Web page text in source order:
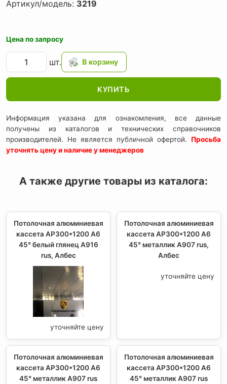
Артикул/модель: 3219
Цена по запросу
шт.
КУПИТЬ
Информация указана для ознакомления, все данные
получены из каталогов и технических справочников
производителей. Не является публичной офертой. Просьба
уточнять цену и наличие у менеджеров
А также другие товары из каталога:
Потолочная алюминиевая
кассета AP300*1200 A6
45° белый глянец A916
rus, Албес
уточняйте цену
Потолочная алюминиевая
кассета AP300*1200 A6
45° металлик А907 rus,
Албес
уточняйте цену
Потолочная алюминиевая
кассета AP300*1200 A6
45° металлик А907 rus
Потолочная алюминиевая
кассета AP300*1200 A6
45° металлик А907 rus